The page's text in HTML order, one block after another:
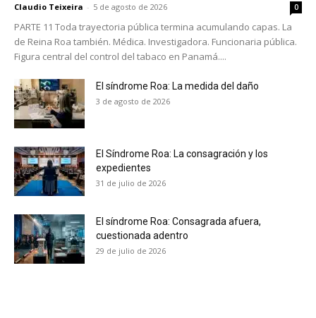
No te pierdas de las
Claudio Teixeira - 5 de agosto de 2026 0
PARTE 11 Toda trayectoria pública termina acumulando capas. La
de Reina Roa también. Médica. Investigadora. Funcionaria pública.
Figura central del control del tabaco en Panamá....
El síndrome Roa: La medida del daño
3 de agosto de 2026
El Síndrome Roa: La consagración y los
expedientes
31 de julio de 2026
El síndrome Roa: Consagrada afuera,
cuestionada adentro
29 de julio de 2026